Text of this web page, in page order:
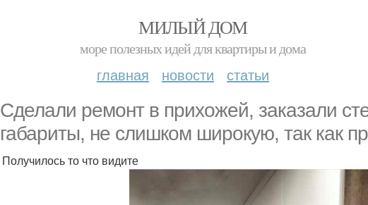
МИЛЫЙ ДОМ
море полезных идей для квартиры и дома
главная новости статьи
Сделали ремонт в прихожей, заказали
габариты, не слишком широкую, так как
Получилось то что видите